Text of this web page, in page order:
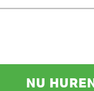
NU HUREN